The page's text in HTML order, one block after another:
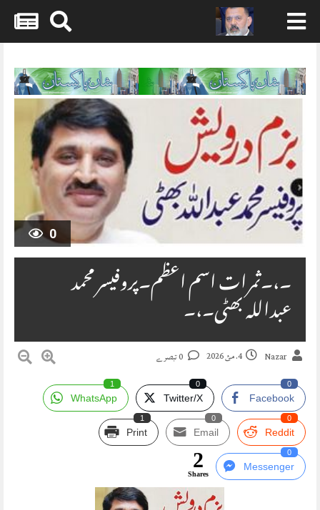
Skip
content
0
۔،۔ثمرات اسم اعظم۔پروفیسر محمد
عبداللہ بھٹی۔،۔
Nazar 4. مئ 2026
Facebook
0
Twitter/X
0
WhatsApp
1
Reddit
0
Email
0
Print
1
Messenger
0
2
Shares